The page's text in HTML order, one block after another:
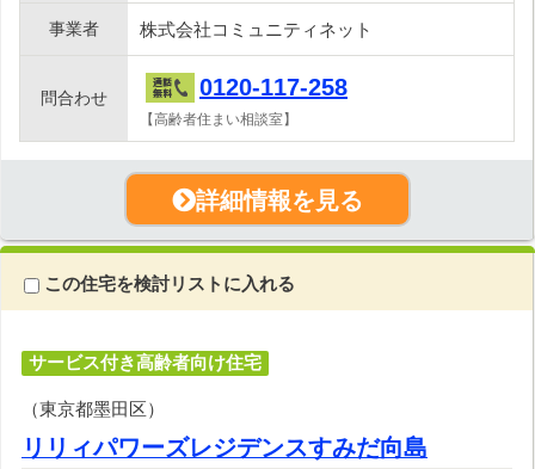
事業者 株式会社コミュニティネット
問合わせ 0120-117-258
【高齢者住まい相談室】
詳細情報を見る
この住宅を検討リストに入れる
サービス付き高齢者向け住宅
（東京都墨田区）
リリィパワーズレジデンスすみだ向島